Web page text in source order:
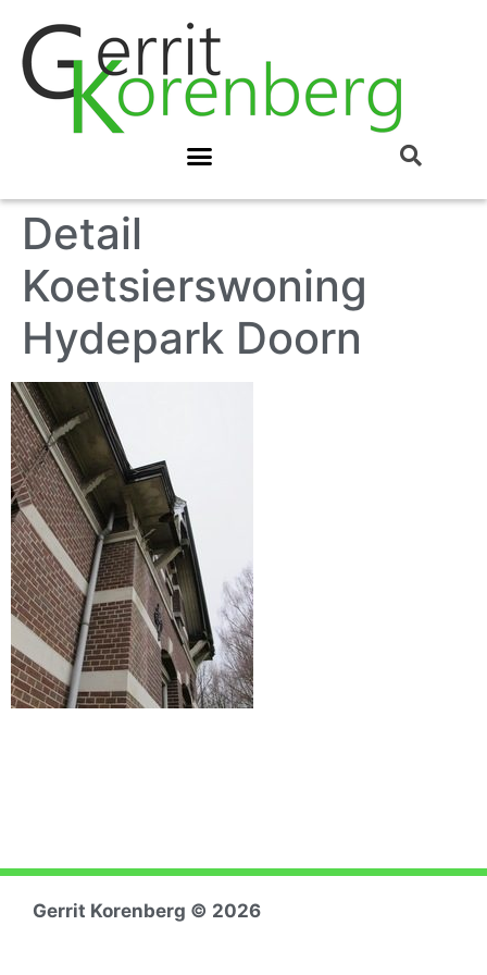
Detail
Koetsierswoning
Hydepark Doorn
Gerrit Korenberg © 2026